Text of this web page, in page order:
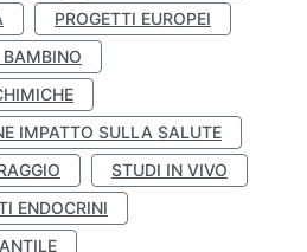
PROGETTI EUROPEI
IMPATTO SULLA SALUTE
STUDI IN VIVO
ENDOCRINI